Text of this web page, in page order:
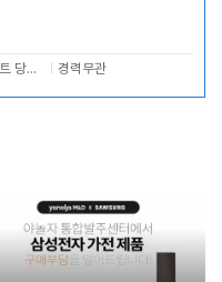
격일제 프론트 당번 업무로 주차 및 객실 점검 경력무관